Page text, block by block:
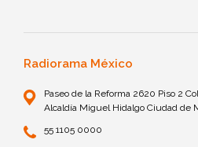
Radiorama México
Paseo de la Reforma 2620 Piso 2
Alcaldía Miguel Hidalgo Ciudad de
55 1105 0000